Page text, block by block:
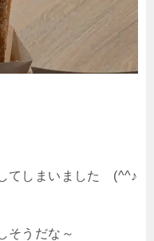
てしまいました (^^♪
そうだな～